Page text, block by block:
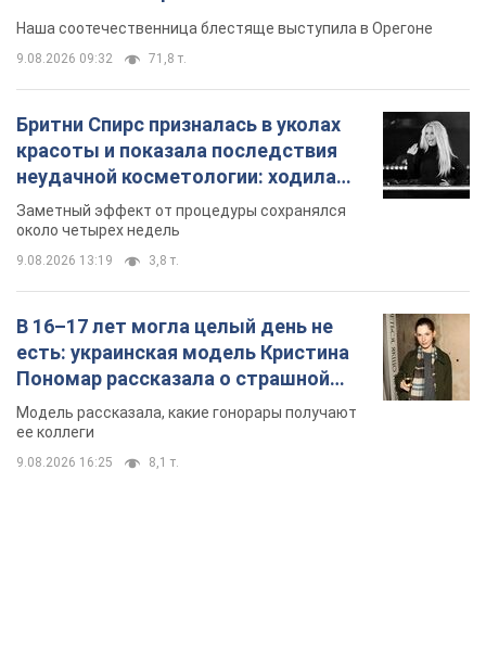
Видео
Наша соотечественница блестяще выступила в Орегоне
9.08.2026 09:32 71,8 т.
Бритни Спирс призналась в уколах
красоты и показала последствия
неудачной косметологии: ходила
так почти месяц
Заметный эффект от процедуры сохранялся
около четырех недель
9.08.2026 13:19 3,8 т.
В 16–17 лет могла целый день не
есть: украинская модель Кристина
Пономар рассказала о страшной
стороне модельной карьеры
Модель рассказала, какие гонорары получают
ее коллеги
9.08.2026 16:25 8,1 т.